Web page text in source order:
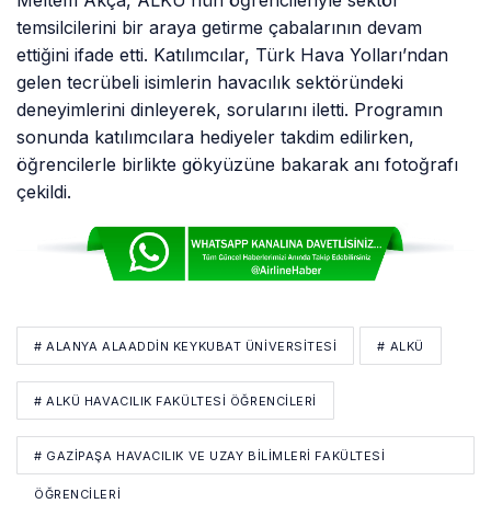
temsilcilerini bir araya getirme çabalarının devam
ettiğini ifade etti. Katılımcılar, Türk Hava Yolları’ndan
gelen tecrübeli isimlerin havacılık sektöründeki
deneyimlerini dinleyerek, sorularını iletti. Programın
sonunda katılımcılara hediyeler takdim edilirken,
öğrencilerle birlikte gökyüzüne bakarak anı fotoğrafı
çekildi.
# ALANYA ALAADDIN KEYKUBAT ÜNIVERSITESI # ALKÜ
# ALKÜ HAVACILIK FAKÜLTESI ÖĞRENCILERI
# GAZIPAŞA HAVACILIK VE UZAY BILIMLERI FAKÜLTESI
ÖĞRENCILERI